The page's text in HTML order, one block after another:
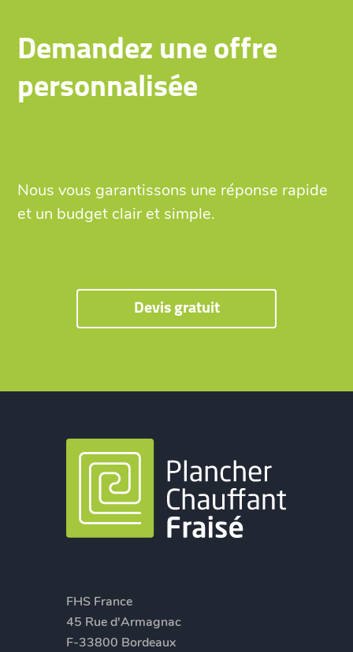
Demandez une offre
personnalisée
Nous vous garantissons une réponse rapide
et un budget clair et simple.
Devis gratuit
FHS France
45 Rue d'Armagnac
F-33800 Bordeaux